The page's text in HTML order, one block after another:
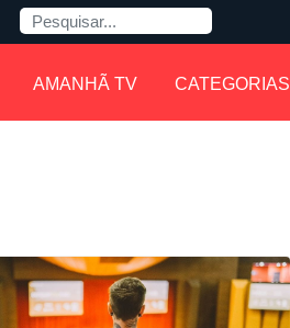
AMANHÃ TV CATEGORIAS
Pesquisa